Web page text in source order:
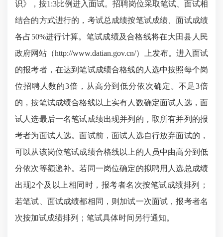
识》，按1:3比例进入面试。 招聘岗位采取笔试、面试相
结合的方式进行的，考试总成绩按笔试成绩、面试成绩
各占50%进行计算。笔试成绩及合格线将在大田县人民
政府网站（http://www.datian.gov.cn/）上发布。进入面试
的报考者，在达到笔试成绩合格线的人选中按照每个岗
位招聘人数的3倍，从高分到低分依次确定。不足3倍
的，按笔试成绩合格线以上实有人数确定面试人选，面
试人选最后一名笔试成绩出现并列的，取所有并列的报
考者为面试人选。面试前，面试人选自行放弃面试的，
可以从该岗位笔试成绩合格线以上的人员中由高分到低
分依次等额递补。若同一岗位确定的拟聘用人选总成绩
出现2个及以上相同时，报考者名次按笔试成绩排列；
若笔试、面试成绩都相同，则加试一次面试，报考者名
次按加试成绩排列
；笔试具体时间另行通知。